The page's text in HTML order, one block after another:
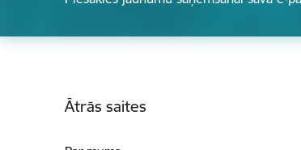
Ātrās saites